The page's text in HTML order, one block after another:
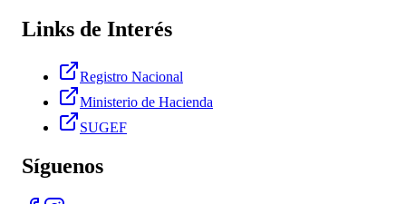
Links de Interés
Registro Nacional
Ministerio de Hacienda
SUGEF
Síguenos